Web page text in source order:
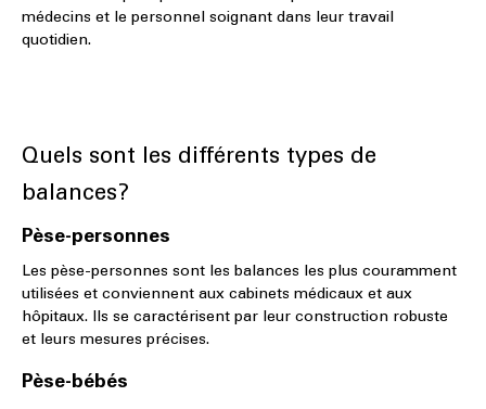
médecins et le personnel soignant dans leur travail
quotidien.
Quels sont les différents types de
balances?
Pèse-personnes
Les pèse-personnes sont les balances les plus couramment
utilisées et conviennent aux cabinets médicaux et aux
hôpitaux. Ils se caractérisent par leur construction robuste
et leurs mesures précises.
Pèse-bébés